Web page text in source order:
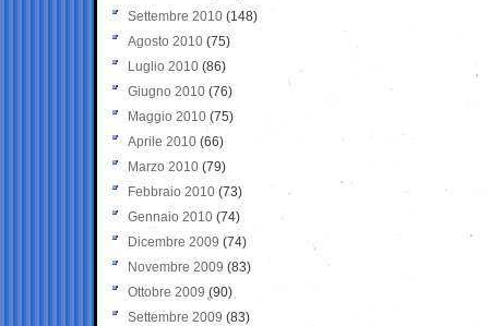
Settembre 2010 (148)
Agosto 2010 (75)
Luglio 2010 (86)
Giugno 2010 (76)
Maggio 2010 (75)
Aprile 2010 (66)
Marzo 2010 (79)
Febbraio 2010 (73)
Gennaio 2010 (74)
Dicembre 2009 (74)
Novembre 2009 (83)
Ottobre 2009 (90)
Settembre 2009 (83)